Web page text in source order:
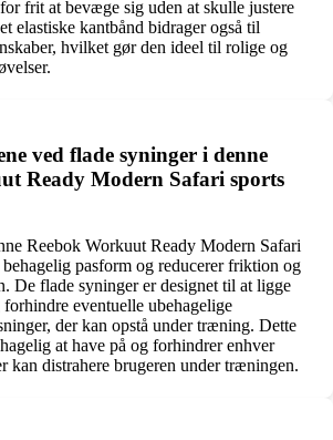
frit at bevæge sig uden at skulle justere
elastiske kantbånd bidrager også til
hvilket gør den ideel til rolige og
ved flade syninger i denne
Ready Modern Safari sports
Reebok Workuut Ready Modern Safari
pasform og reducerer friktion og
De flade syninger er designet til at ligge
eventuelle ubehagelige
der kan opstå under træning. Dette
at have på og forhindrer enhver
kan distrahere brugeren under træningen.